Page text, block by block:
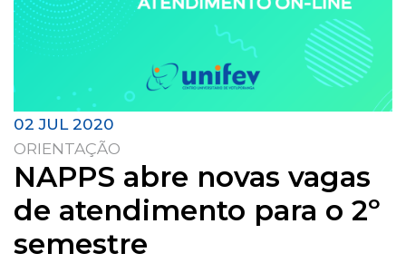
02 JUL 2020
ORIENTAÇÃO
NAPPS abre novas vagas
de atendimento para o 2º
semestre